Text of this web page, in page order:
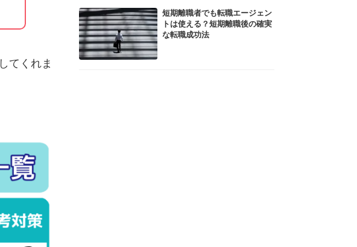
してくれま
短期離職者でも転職エージェン
トは使える？短期離職後の確実
な転職成功法